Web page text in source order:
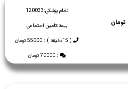
نظام پزشکی:120033
بیمه:تامین اجتماعی
( 15دقیقه ) : 55000 تومان
: 70000 تومان